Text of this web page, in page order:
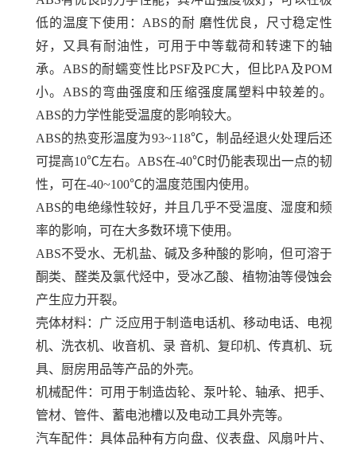
低的温度下使用：ABS的耐 磨性优良，尺寸稳定性
好，又具有耐油性，可用于中等载荷和转速下的轴
承。ABS的耐蠕变性比PSF及PC大，但比PA及POM
小。ABS的弯曲强度和压缩强度属塑料中较差的。
ABS的力学性能受温度的影响较大。
ABS的热变形温度为93~118℃，制品经退火处理后还
可提高10℃左右。ABS在-40℃时仍能表现出一点的韧
性，可在-40~100℃的温度范围内使用。
ABS的电绝缘性较好，并且几乎不受温度、湿度和频
率的影响，可在大多数环境下使用。
ABS不受水、无机盐、碱及多种酸的影响，但可溶于
酮类、醛类及氯代烃中，受冰乙酸、植物油等侵蚀会
产生应力开裂。
壳体材料：广 泛应用于制造电话机、移动电话、电视
机、洗衣机、收音机、录 音机、复印机、传真机、玩
具、厨房用品等产品的外壳。
机械配件：可用于制造齿轮、泵叶轮、轴承、把手、
管材、管件、蓄电池槽以及电动工具外壳等。
汽车配件：具体品种有方向盘、仪表盘、风扇叶片、